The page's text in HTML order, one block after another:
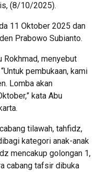
(8/10/2025).
11 Oktober 2025 dan
Prabowo Subianto.
Rokhmad, menyebut
pembukaan, kami
Lomba akan
kata Abu
tilawah, tahfidz,
kategori anak-anak
mencakup golongan 1,
cabang tafsir dibuka